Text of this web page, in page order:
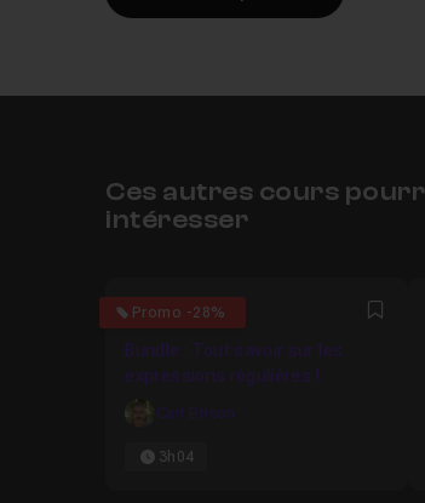
Ces autres cours
intéresser
Promo -28%
5
Bundle : Tout savoir sur les
expressions régulières !
Carl Brison
3h04